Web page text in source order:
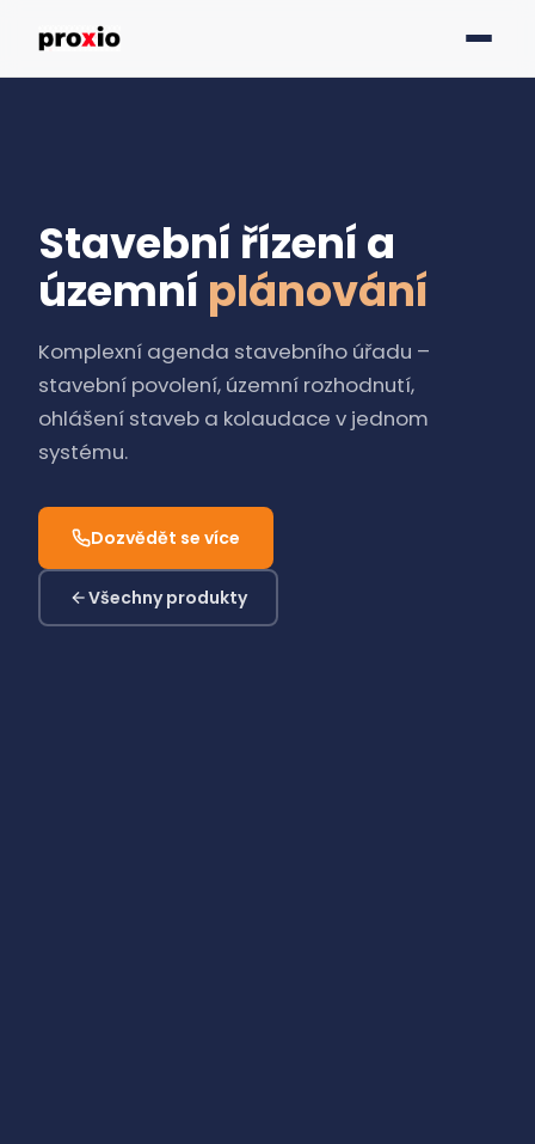
Stavební řízení a
územní plánování
Komplexní agenda stavebního úřadu –
stavební povolení, územní rozhodnutí,
ohlášení staveb a kolaudace v jednom
systému.
Dozvědět se více
Všechny produkty